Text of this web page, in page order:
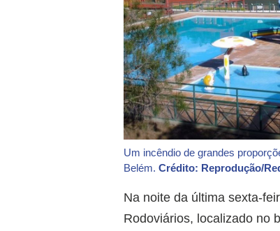
Um incêndio de grandes
Belém.Crédito: Reprodução/
Na noite da última sexta-
Rodoviários, localizado no